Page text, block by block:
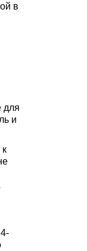
в
для
и
к